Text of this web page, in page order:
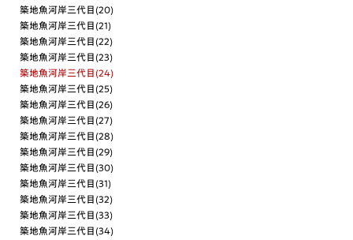
築地魚河岸三代目(20)
築地魚河岸三代目(21)
築地魚河岸三代目(22)
築地魚河岸三代目(23)
築地魚河岸三代目(24)
築地魚河岸三代目(25)
築地魚河岸三代目(26)
築地魚河岸三代目(27)
築地魚河岸三代目(28)
築地魚河岸三代目(29)
築地魚河岸三代目(30)
築地魚河岸三代目(31)
築地魚河岸三代目(32)
築地魚河岸三代目(33)
築地魚河岸三代目(34)